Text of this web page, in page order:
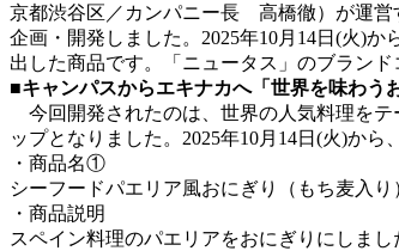
京都渋谷区／カンパニー長 高橋徹）が運営
企画・開発しました。2025年10月14日(火)
出した商品です。「ニュータス」のブラン
■キャンパスからエキナカへ「世界を味わう
今回開発されたのは、世界の人気料理をテ
ップとなりました。2025年10月14日(火)から
・商品名①
シーフードパエリア風おにぎり（もち麦入り
・商品説明
スペイン料理のパエリアをおにぎりにしま